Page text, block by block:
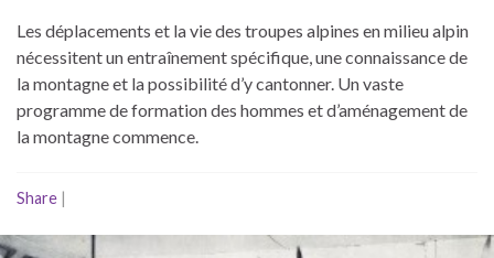
Les déplacements et la vie des troupes alpines en milieu alpin
nécessitent un entraînement spécifique, une connaissance de
la montagne et la possibilité d’y cantonner. Un vaste
programme de formation des hommes et d’aménagement de
la montagne commence.
Share |